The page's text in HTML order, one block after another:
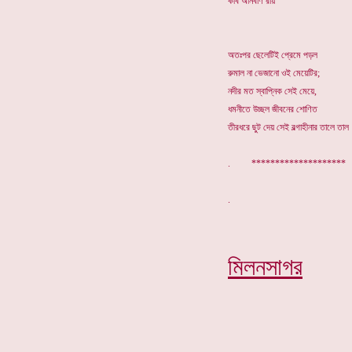
অতঃপর ছেলেটিই প্রেমে পড়ল
রুমাল না ভেজানো ওই মেয়েটির;
নদীর মত স্বাপ্নিক সেই মেয়ে,
ধমনীতে উচ্ছল জীবনের শোণিত
তীরধরে ছুট দেয় সেই বল্গাহীনার তালে
. ********************
মিলনসাগর